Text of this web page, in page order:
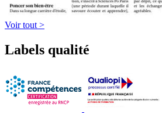
Voir tout >
Labels qualité